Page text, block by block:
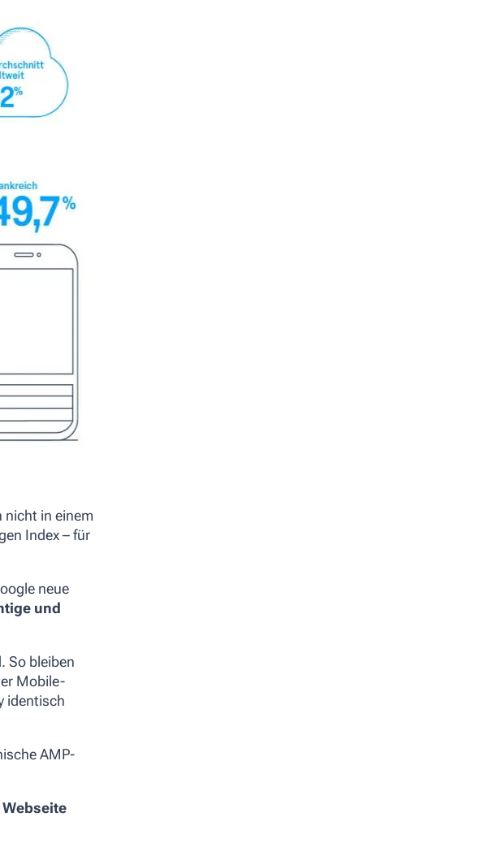
nicht in einem
Index – für
neue
und
So bleiben
Mobile-
identisch
AMP-